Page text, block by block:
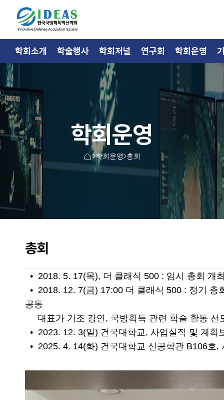
학회운영
학회운영 총회
총회
• 2018. 5. 17(목), 더 클래식 500 : 임시 총회 개
• 2018. 12. 7(금) 17:00 더 클래식 500 : 정기
공동
대표가 기조 강연, 국방획득 관련 학술 활동 선
• 2023. 12. 3(일) 건국대학교, 사업실적 및 계획
• 2025. 4. 14(화) 건국대학교 신공학관 B106호,
학회소개 학술행사 학회저널 연구회 학회운영